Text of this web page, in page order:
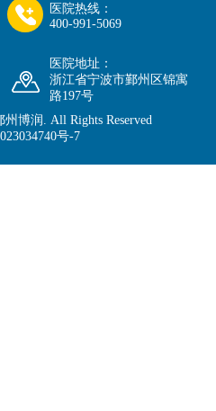
医院热线：
400-991-5069
医院地址：
浙江省宁波市鄞州区锦寓
路197号
州博润 . All Rights Reserved
号-7